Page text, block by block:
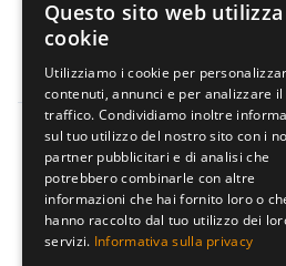
Scarica gratuitamente
Questo sito web utilizza
cookie
Utilizziamo i cookie per
contenuti, annunci e per analizzare
traffico. Condividiamo inoltre
sul tuo utilizzo del nostro sito con i
partner pubblicitari e di analisi che
potrebbero combinarle con altre
informazioni che hai fornito loro o
hanno raccolto dal tuo utilizzo dei
servizi. Informativa sulla privacy